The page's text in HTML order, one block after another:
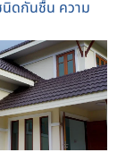
ดกันชื้น ความ